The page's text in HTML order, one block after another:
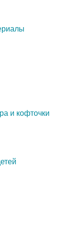
и кофточки